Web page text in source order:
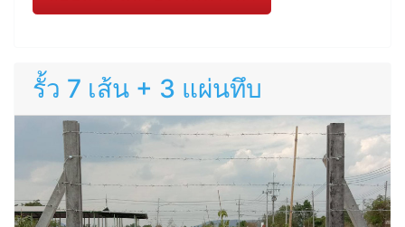
รั้ว 7 เส้น + 3 แผ่นทึบ